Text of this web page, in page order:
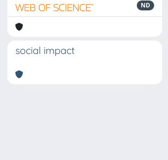
ND
social impact